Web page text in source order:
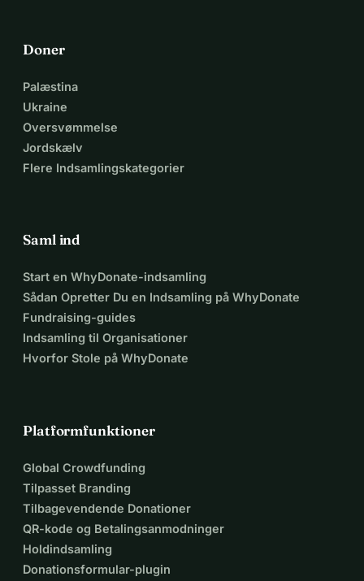
Doner
Palæstina
Ukraine
Oversvømmelse
Jordskælv
Flere Indsamlingskategorier
Saml ind
Start en WhyDonate-indsamling
Sådan Opretter Du en Indsamling på WhyDonate
Fundraising-guides
Indsamling til Organisationer
Hvorfor Stole på WhyDonate
Platformfunktioner
Global Crowdfunding
Tilpasset Branding
Tilbagevendende Donationer
QR-kode og Betalingsanmodninger
Holdindsamling
Donationsformular-plugin